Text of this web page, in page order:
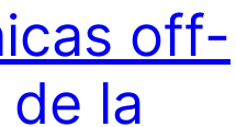
off-
la